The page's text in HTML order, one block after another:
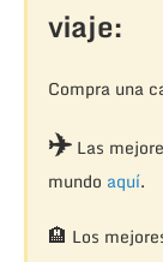
viaje:
Compra una
✈️Las
mundo aquí.
🏨 Los